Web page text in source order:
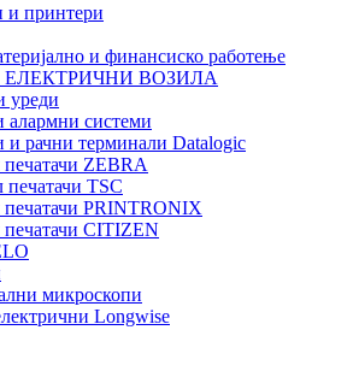
и принтери
и финансиско работење
ВОЗИЛА
уреди
алармни системи
и рачни терминали Datalogic
печатачи ZEBRA
печатачи TSC
печатачи PRINTRONIX
печатачи CITIZEN
микроскопи
Longwise